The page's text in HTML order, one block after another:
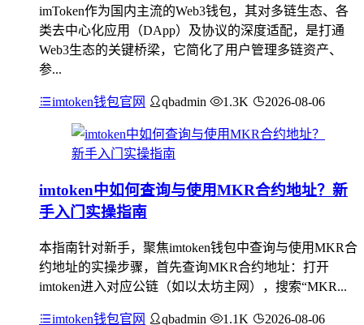
imToken作为国内主流的Web3钱包，其对多链生态、各
类去中心化应用（DApp）及协议的深度适配，是打通
Web3生态的关键桥梁，它简化了用户管理多链资产、
参...
imtoken钱包官网 qbadmin 1.3K 2026-08-06
imtoken中如何查询与使用MKR合约地址？新
手入门实操指南
本指南针对新手，聚焦imtoken钱包中查询与使用MKR合
约地址的实操步骤，首先查询MKR合约地址：打开
imtoken进入对应公链（如以太坊主网），搜索“MKR...
imtoken钱包官网 qbadmin 1.1K 2026-08-06